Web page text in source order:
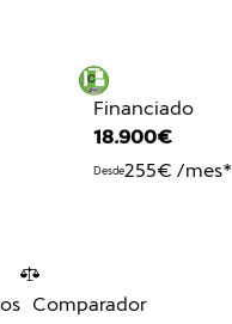
Financiado
18.900€
Desde255€ /mes*
Comparador